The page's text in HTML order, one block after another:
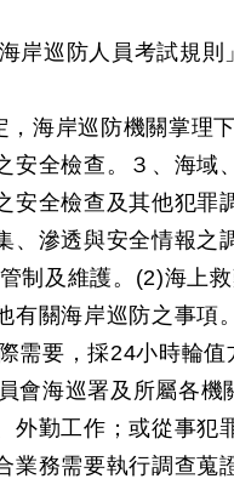
岸巡防人員考試規則
，海岸巡防機關掌理
安全檢查。３、海
安全檢查及其他犯
、滲透與安全情報
制及維護。(2)海上
有關海岸巡防之事項。
需要，採24小時輪
會海巡署及所屬各
外勤工作；或從事
業務需要執行調查蒐